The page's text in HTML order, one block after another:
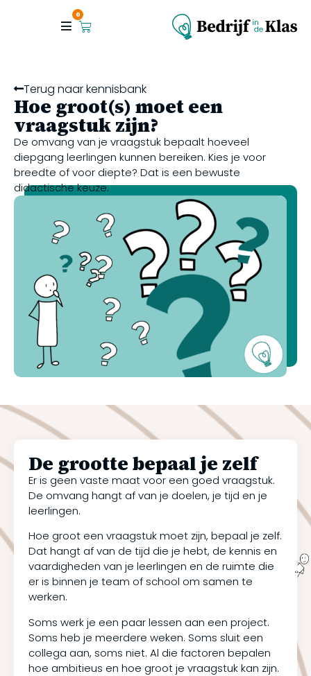
0
Terug naar kennisbank
Hoe groot(s) moet een
vraagstuk zijn?
De omvang van je vraagstuk bepaalt hoeveel
diepgang leerlingen kunnen bereiken. Kies je voor
breedte of voor diepte? Dat is een bewuste
didactische keuze.
De grootte bepaal je zelf
Er is geen vaste maat voor een goed vraagstuk.
De omvang hangt af van je doelen, je tijd en je
leerlingen.
Hoe groot een vraagstuk moet zijn, bepaal je zelf.
Dat hangt af van de tijd die je hebt, de kennis en
vaardigheden van je leerlingen en de ruimte die
er is binnen je team of school om samen te
werken.
Soms werk je een paar lessen aan een project.
Soms heb je meerdere weken. Soms sluit een
collega aan, soms niet. Al die factoren bepalen
hoe ambitieus en hoe groot je vraagstuk kan zijn.